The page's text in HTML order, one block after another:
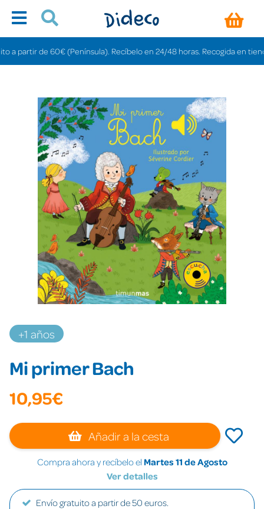
de 60€ (Península). Recíbelo en 24/48 horas. Recogida en tiendas
+1 años
Mi primer Bach
10,95€
Añadir a la cesta
Compra ahora y recíbelo el Martes 11 de Agosto
Ver detalles
Envío gratuito a partir de 50 euros.